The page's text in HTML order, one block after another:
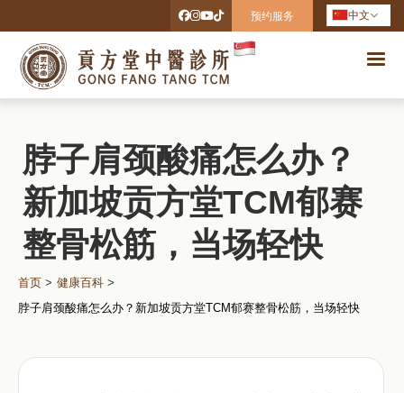
预约服务 中文
脖子肩颈酸痛怎么办？
新加坡贡方堂TCM郁赛
整骨松筋，当场轻快
首页 > 健康百科 >
脖子肩颈酸痛怎么办？新加坡贡方堂TCM郁赛整骨松筋，当场轻快